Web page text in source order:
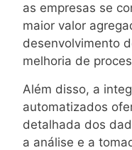
as empresas se
maior valor
desenvolvimento
melhoria de
Além disso, a
automatizados
detalhada dos
a análise e a